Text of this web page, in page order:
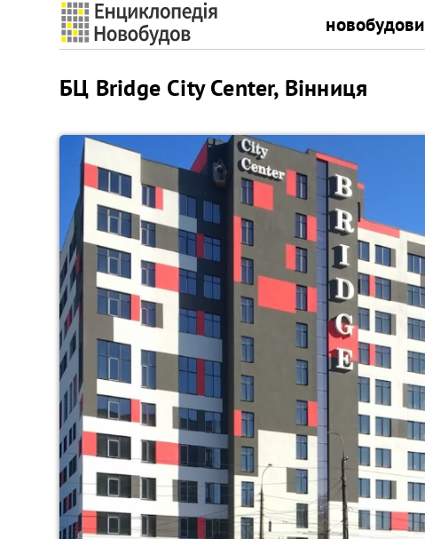
новобудови
БЦ Bridge City Center, Вінниця